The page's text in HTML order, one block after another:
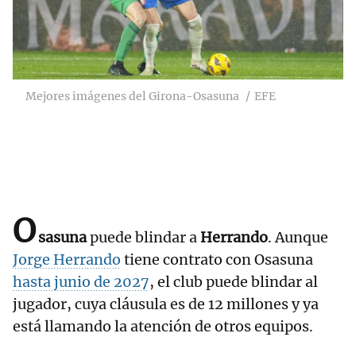
Mejores imágenes del Girona-Osasuna EFE
Osasunapuede blindar a Herrando. Aunque
Jorge Herrando tiene contrato con Osasuna
hasta junio de 2027, el club puede blindar al
jugador, cuya cláusula es de 12 millones y ya
está llamando la atención de otros equipos.